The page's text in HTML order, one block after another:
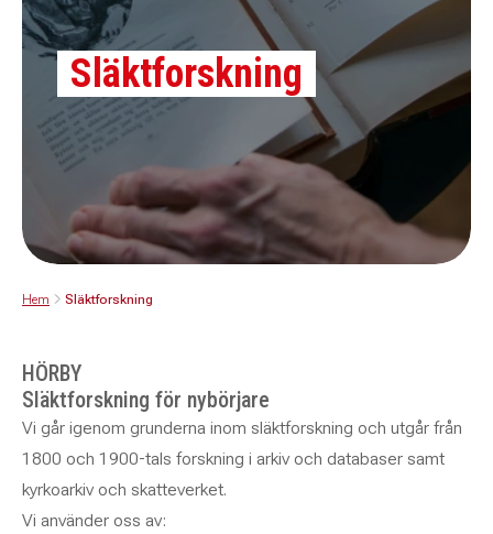
Släktforskning
Hem Släktforskning
HÖRBY
Släktforskning för nybörjare
Vi går igenom grunderna inom släktforskning och utgår från
1800 och 1900-tals forskning i arkiv och databaser samt
kyrkoarkiv och skatteverket.
Vi använder oss av: